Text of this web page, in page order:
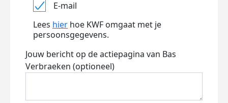
E-mail
Lees hier hoe KWF omgaat met je
persoonsgegevens.
Jouw bericht op de actiepagina van Bas
Verbraeken (optioneel)